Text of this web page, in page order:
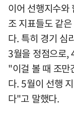
이어 선행지수와
조 지표들도 같
다. 특히 경기 심
3월을 정점으로,
"이걸 볼 때 조만
다. 5월이 선행
다"고 말했다.